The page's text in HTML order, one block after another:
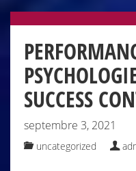
SUCCESS
septembre 3, 2021
uncategorized